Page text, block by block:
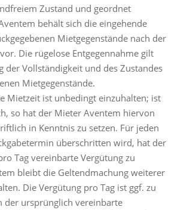
Zustand und geordnet
behält sich die eingehende
Mietgegenstände nach der
Die rügelose Entgegennahme gilt
der Vollständigkeit und des Zustandes
Mietgegenstände.
Mietzeit ist unbedingt einzuhalten; ist
so hat der Mieter Aventem hiervon
in Kenntnis zu setzen. Für jeden
überschritten wird, hat der
Tag vereinbarte Vergütung zu
bleibt die Geltendmachung weiterer
Die Vergütung pro Tag ist ggf. zu
der ursprünglich vereinbarte